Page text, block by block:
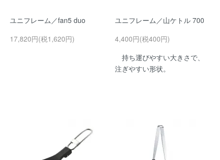
ユニフレーム／fan5 duo
17,820円(税1,620円)
ユニフレーム／山ケトル 700
4,400円(税400円)
持ち運びやすい大きさで、
注ぎやすい形状。